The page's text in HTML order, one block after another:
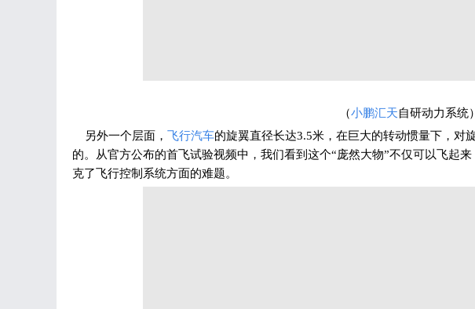
（小鹏汇天自研动力系统）
另外一个层面， 飞行汽车的旋翼直径长达3.5米，在巨大的转动惯量下，对
的。从官方公布的首飞试验视频中，我们看到这个“庞然大物”不仅可以飞起
克了飞行控制系统方面的难题。